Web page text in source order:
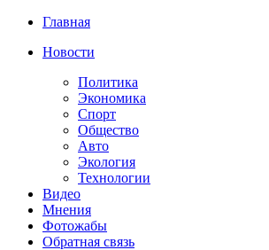
Главная
Новости
Политика
Экономика
Спорт
Общество
Авто
Экология
Технологии
Видео
Мнения
Фотожабы
Обратная связь